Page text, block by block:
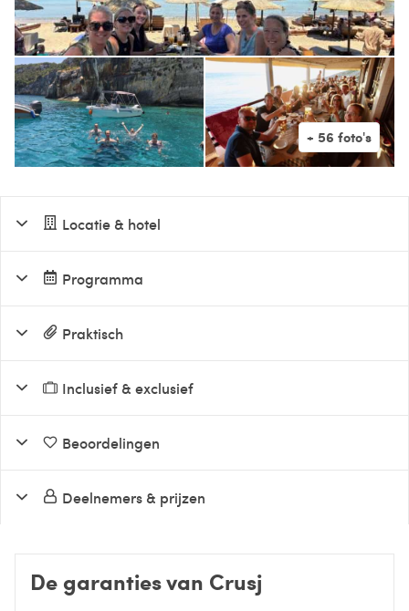
Locatie & hotel
Programma
Praktisch
Inclusief & exclusief
Beoordelingen
Deelnemers & prijzen
De garanties van Crusj